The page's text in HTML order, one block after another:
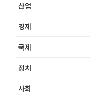
산업
경제
국제
정치
사회